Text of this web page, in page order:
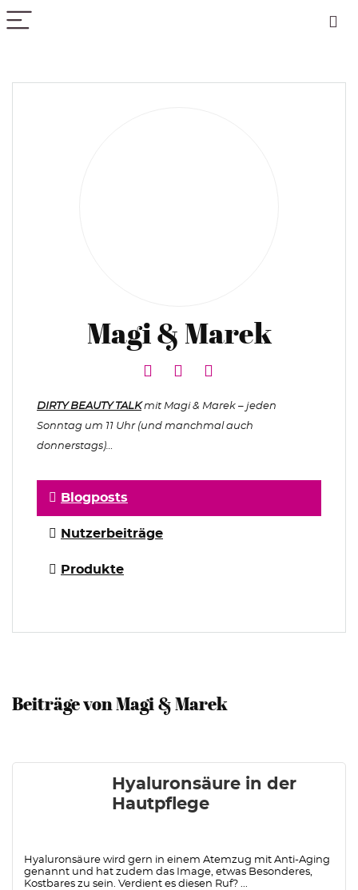
Magi & Marek
DIRTY BEAUTY TALKmit Magi & Marek – jeden
Sonntag um 11 Uhr (und manchmal auch
donnerstags)…
Blogposts
Nutzerbeiträge
Produkte
Beiträge von Magi & Marek
Hyaluronsäure in der
Hautpflege
Hyaluronsäure wird gern in einem Atemzug mit Anti-Aging
genannt und hat zudem das Image, etwas Besonderes,
Kostbares zu sein. Verdient es diesen Ruf? ...